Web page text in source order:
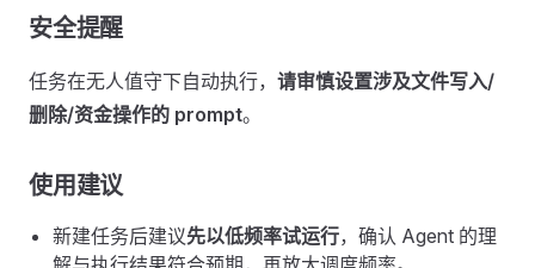
安全提醒
任务在无人值守下自动执行， 请审慎设置涉及文件写入/
删除/资金操作的 prompt。
使用建议
新建任务后建议先以低频率试运行，确认 Agent 的理